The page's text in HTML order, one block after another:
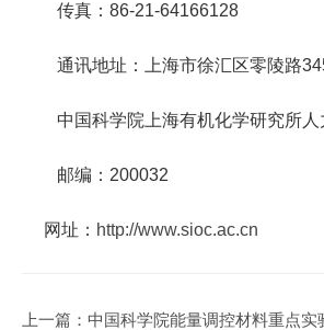
传真： 86-21-64166128
通讯地址：上海市徐汇区零陵路
中国科学院上海有机化学研究所人
邮编： 200032
网址： http://www.sioc.ac.cn
上一篇： 中国科学院能量调控材料重点实